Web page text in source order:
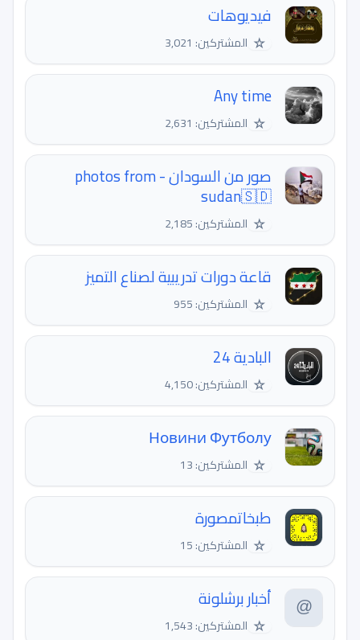
فيديوهات
☆ المشتركين: 3,021
Any time
☆ المشتركين: 2,631
صور من السودان - photos from
sudan🇸🇩
☆ المشتركين: 2,185
قاعة دورات تدريبية لصناع التميز
☆ المشتركين: 955
البادية 24
☆ المشتركين: 4,150
Новини Футболу
☆ المشتركين: 13
طبخاتمصورة
☆ المشتركين: 15
أخبار برشلونة
☆ المشتركين: 1,543